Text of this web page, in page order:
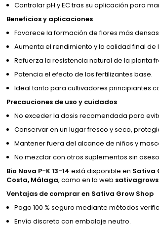
Controlar pH y EC tras su aplicación para
Beneficios y aplicaciones
Favorece la formación de flores más
Aumenta el rendimiento y la calidad final de
Refuerza la resistencia natural de la planta
Potencia el efecto de los fertilizantes base.
Ideal tanto para cultivadores principiantes
Precauciones de uso y cuidados
No exceder la dosis recomendada para
Conservar en un lugar fresco y seco,
Mantener fuera del alcance de niños y
No mezclar con otros suplementos sin
Bio Nova P-K 13-14 está disponible en Sativa
Costa, Málaga, como en la web
Ventajas de comprar en Sativa Grow Shop
Pago 100 % seguro mediante métodos
Envío discreto con embalaje neutro.